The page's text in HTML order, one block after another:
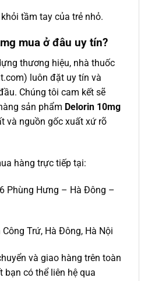
tầm tay của trẻ nhỏ.
mua ở đâu uy tín?
thương hiệu, nhà thuốc
luôn đặt uy tín và
Chúng tôi cam kết sẽ
sản phẩm Delorin 10mg
và nguồn gốc xuất xứ rõ
hàng trực tiếp tại:
Phùng Hưng – Hà Đông –
Công Trứ, Hà Đông, Hà Nội
và giao hàng trên toàn
có thể liên hệ qua